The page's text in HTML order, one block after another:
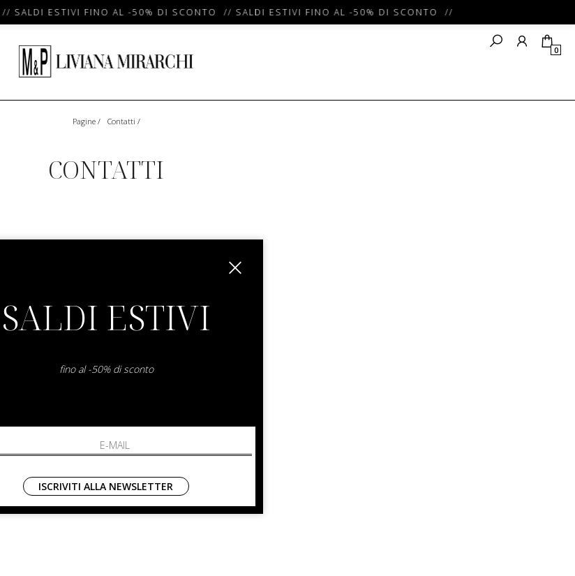
ESTIVI FINO AL -50% DI SCONTO // SALDI ESTIVI FINO AL -50% DI SCONTO //
0
Pagine/ Contatti /
CONTATTI
Giovanni in Fiore
SALDI ESTIVI
fino al -50% di sconto
ISCRIVITI ALLA NEWSLETTER